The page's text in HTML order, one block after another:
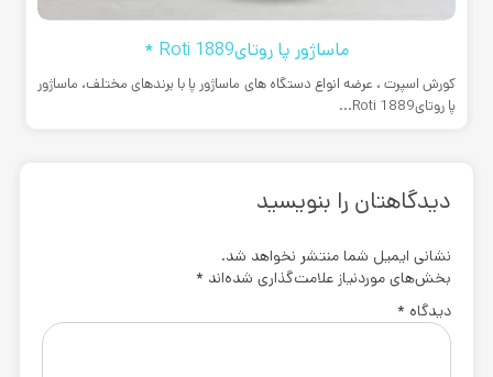
ماساژور پا روتایRoti 1889 *
کورش اسپرت ، عرضه انواع دستگاه های ماساژور پا با برندهای مختلف، ماساژور
پا روتایRoti 1889...
دیدگاهتان را بنویسید
نشانی ایمیل شما منتشر نخواهد شد.
بخش‌های موردنیاز علامت‌گذاری شده‌اند *
دیدگاه *